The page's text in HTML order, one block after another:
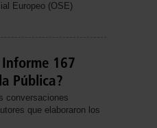
Europeo (OSE)
167
Pública?
conversaciones
que elaboraron los